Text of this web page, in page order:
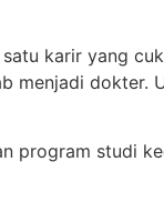
karir yang
menjadi dokter.
program studi